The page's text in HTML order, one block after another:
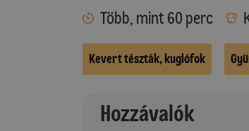
Több, mint 60 perc
Kevert tészták, kuglófok
Hozzávalók